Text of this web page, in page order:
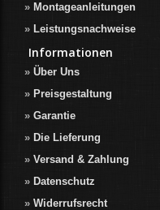
Montageanleitungen
Leistungsnachweise
Informationen
Über Uns
Preisgestaltung
Garantie
Die Lieferung
Versand & Zahlung
Datenschutz
Widerrufsrecht